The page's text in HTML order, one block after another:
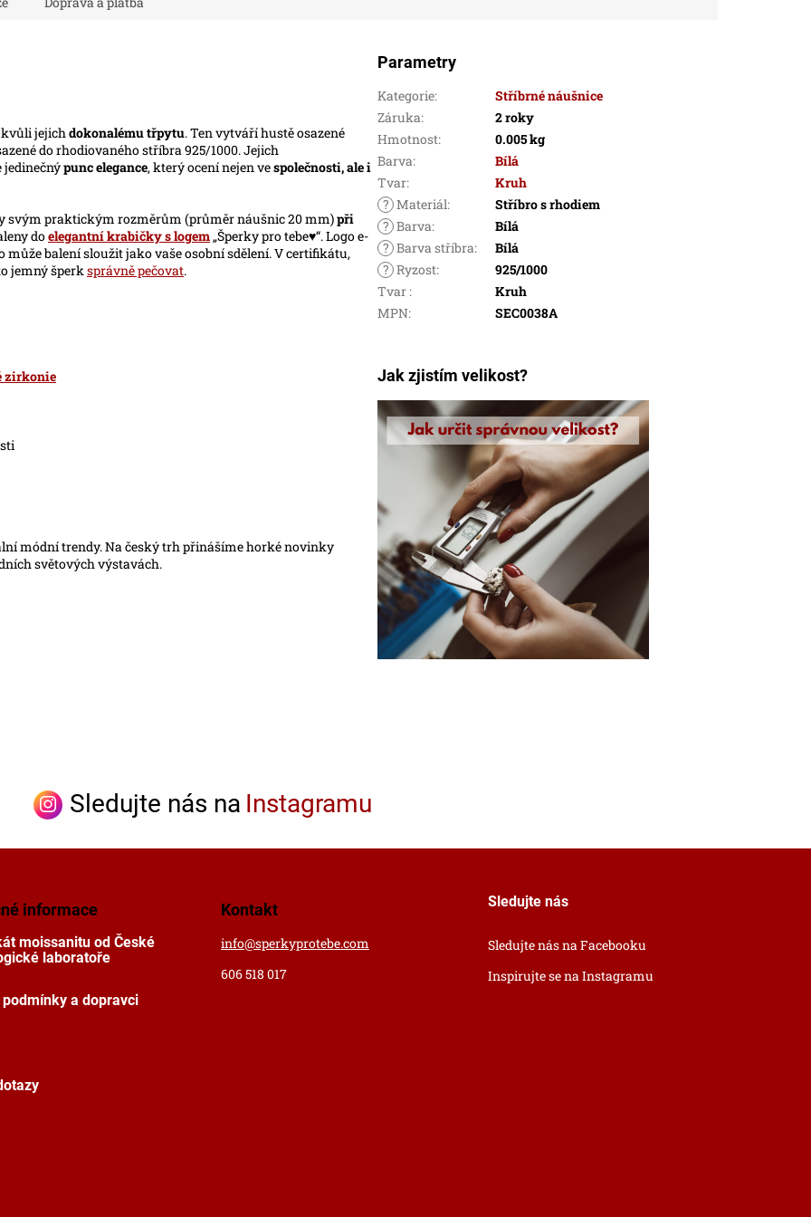
jejich dokonalému třpytu. Ten vytváří hustě osazené
do rhodiovaného stříbra 925/1000. Jejich
jedinečnýpunc elegance, který ocení nejen vespolečnosti, ale i
svým praktickým rozměrům (průměr náušnic 20 mm)při
doelegantní krabičky s logem„Šperky pro tebe♥“. Logo e-
balení sloužit jako vaše osobní sdělení. V certifikátu,
jemný šperk správně pečovat.
zirkonie
módní trendy. Na český trh přinášíme horké novinky
světových výstavách.
Parametry
Kategorie:
Stříbrné náušnice
Záruka:
2 roky
Hmotnost:
0.005 kg
Barva:
Bílá
Tvar:
Kruh
? Materiál:
Stříbro s rhodiem
? Barva:
Bílá
? Barva stříbra:
Bílá
? Ryzost:
925/1000
Tvar :
Kruh
MPN: SEC0038A
Jak zjistím velikost?
Sledujte nás na Instagramu
informace
moissanitu od České
laboratoře
podmínky a dopravci
Kontakt
info@sperkyprotebe.com
606 518 017
Sledujte nás
Sledujte nás na Facebooku
Inspirujte se na Instagramu